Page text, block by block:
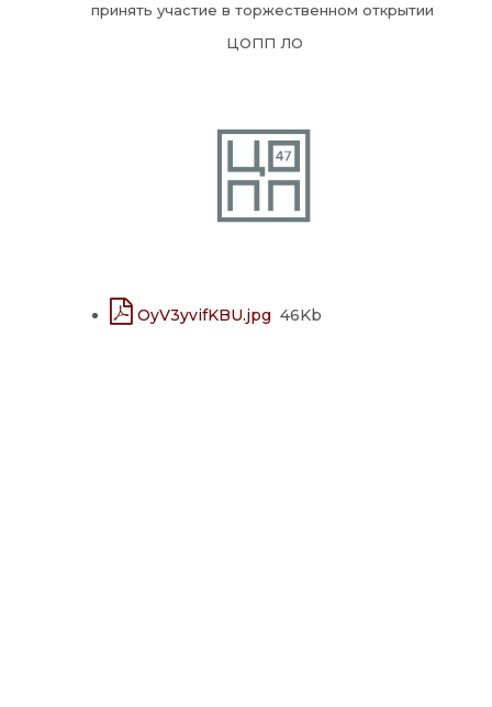
принять участие в торжественном открытии
ЦОПП ЛО
OyV3yvifKBU.jpg 46Kb